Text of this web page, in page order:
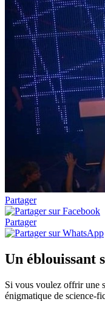
Partager
Partager
Un éblouissant
Si vous voulez offrir une
énigmatique de science-